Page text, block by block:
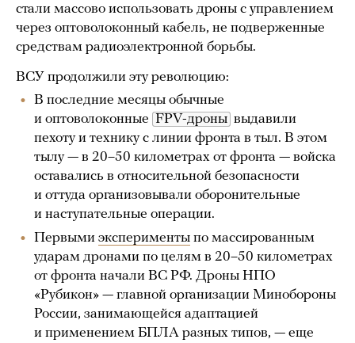
стали массово использовать дроны с управлением
через оптоволоконный кабель, не подверженные
средствам радиоэлектронной борьбы.
ВСУ продолжили эту революцию:
В последние месяцы обычные
и оптоволоконные FPV-дроны выдавили
пехоту и технику с линии фронта в тыл. В этом
тылу — в 20–50 километрах от фронта — войска
оставались в относительной безопасности
и оттуда организовывали оборонительные
и наступательные операции.
Первыми эксперименты по массированным
ударам дронами по целям в 20–50 километрах
от фронта начали ВС РФ. Дроны НПО
«Рубикон» — главной организации Минобороны
России, занимающейся адаптацией
и применением БПЛА разных типов, — еще